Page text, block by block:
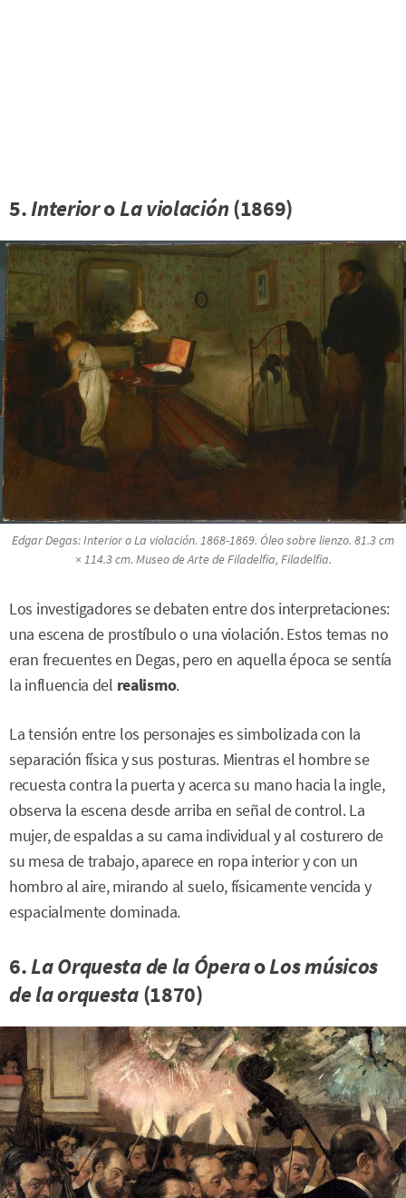
5.InterioroLa violación(1869)
Edgar Degas:InterioroLa violación. 1868-1869. Óleo sobre lienzo. 81.3 cm
× 114.3 cm. Museo de Arte de Filadelfia, Filadelfia.
Los investigadores se debaten entre dos interpretaciones:
una escena de prostíbulo o una violación. Estos temas no
eran frecuentes en Degas, pero en aquella época se sentía
la influencia del realismo.
La tensión entre los personajes es simbolizada con la
separación física y sus posturas. Mientras el hombre se
recuesta contra la puerta y acerca su mano hacia la ingle,
observa la escena desde arriba en señal de control. La
mujer, de espaldas a su cama individual y al costurero de
su mesa de trabajo, aparece en ropa interior y con un
hombro al aire, mirando al suelo, físicamente vencida y
espacialmente dominada.
6.La Orquesta de la ÓperaoLos músicos
de la orquesta(1870)